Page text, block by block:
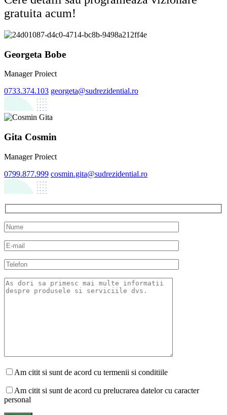
gratuita acum!
Georgeta Bobe
Manager Proiect
0733.374.103 georgeta@sudrezidential.ro
Gita Cosmin
Manager Proiect
0799.877.999 cosmin.gita@sudrezidential.ro
Am citit si sunt de acord cu termenii si conditiile
Am citit si sunt de acord cu prelucrarea datelor cu caracter
personal